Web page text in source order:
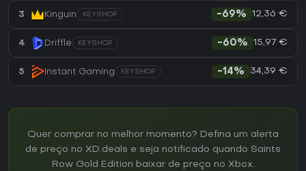
3 Kinguin KEYSHOP -69% 12,36 €
4 Driffle KEYSHOP -60% 15,97 €
5 Instant Gaming KEYSHOP -14% 34,39 €
Quer comprar no melhor momento? Defina um alerta
de preço no XD.deals e seja notificado quando Saints
Row Gold Edition baixar de preço no Xbox.